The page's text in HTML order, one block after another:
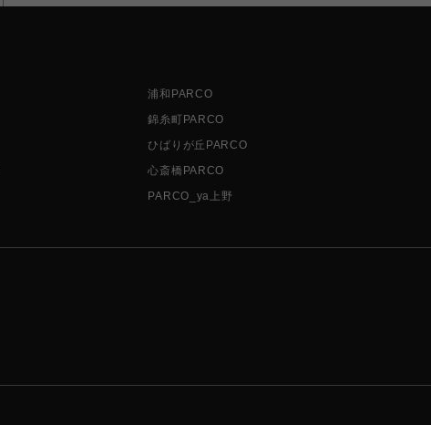
浦和PARCO
錦糸町PARCO
ひばりが丘PARCO
心斎橋PARCO
PARCO_ya上野